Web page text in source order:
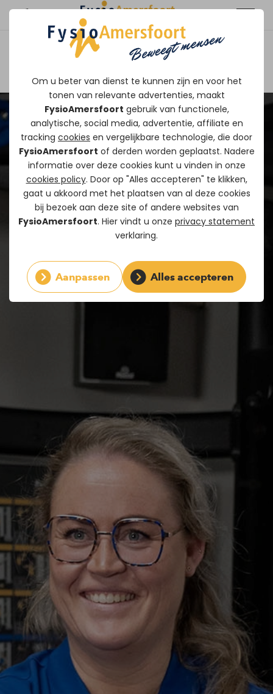
Om u beter van dienst te kunnen zijn en voor het
tonen van relevante advertenties, maakt
FysioAmersfoort gebruik van functionele,
analytische, social media, advertentie, affiliate en
tracking cookies en vergelijkbare technologie, die door
FysioAmersfoort of derden worden geplaatst. Nadere
informatie over deze cookies kunt u vinden in onze
cookies policy. Door op "Alles accepteren" te klikken,
gaat u akkoord met het plaatsen van al deze cookies
bij bezoek aan deze site of andere websites van
FysioAmersfoort. Hier vindt u onze privacy statement
verklaring.
Aanpassen Alles accepteren
Afspraak maken